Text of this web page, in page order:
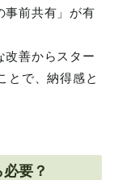
事前共有」が有
改善からスター
とで、納得感と
要？